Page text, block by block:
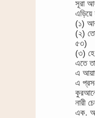
সূরা
এড়িয়ে
(১) আর
(২)
৫৩)
(৩) হে
এতে
এ
এ
নারী
এক.